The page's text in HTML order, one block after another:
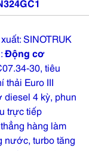
SINOTRUK
Động cơ
30, tiêu
thải Euro III
4 kỳ, phun
trực tiếp
hàng làm
nước, turbo tăng